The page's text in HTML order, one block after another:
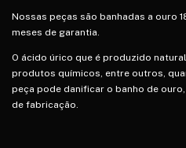
Nossas peças são banhadas a ouro
meses de garantia.
O ácido úrico que é produzido
produtos químicos, entre outros,
peça pode danificar o banho de
de fabricação.